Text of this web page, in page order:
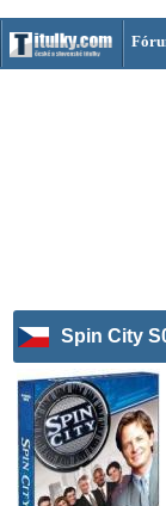
Spin City